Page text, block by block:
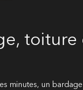
toiture
minutes, un